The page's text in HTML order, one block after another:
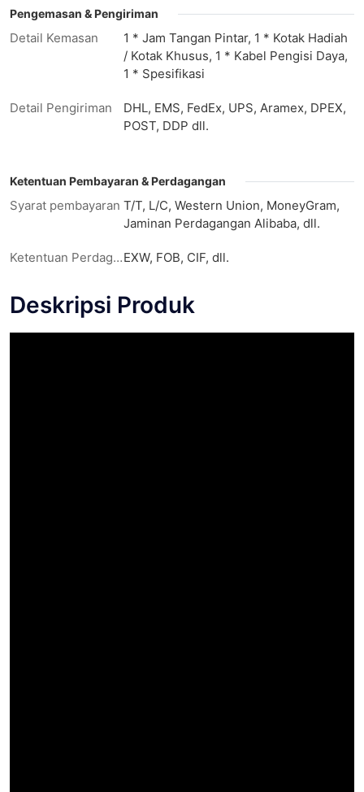
Pengemasan & Pengiriman
Detail Kemasan
1 * Jam Tangan Pintar, 1 * Kotak Hadiah
/ Kotak Khusus, 1 * Kabel Pengisi Daya,
1 * Spesifikasi
Detail Pengiriman
DHL, EMS, FedEx, UPS, Aramex, DPEX,
POST, DDP dll.
Ketentuan Pembayaran & Perdagangan
Syarat pembayaran T/T, L/C, Western Union, MoneyGram,
Jaminan Perdagangan Alibaba, dll.
Ketentuan PerdaganganEXW, FOB, CIF, dll.
Deskripsi Produk